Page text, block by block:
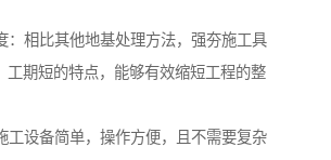
：相比其他地基处理方法，强夯施工具
工期短的特点，能够有效缩短工程的整
工设备简单，操作方便，且不需要复杂